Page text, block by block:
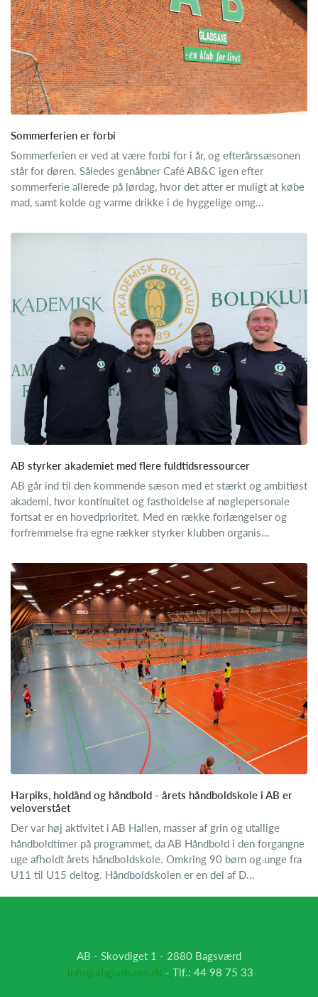
Sommerferien er forbi
Sommerferien er ved at være forbi for i år, og efterårssæsonen
står for døren. Således genåbner Café AB&C igen efter
sommerferie allerede på lørdag, hvor det atter er muligt at købe
mad, samt kolde og varme drikke i de hyggelige omg...
AB styrker akademiet med flere fuldtidsressourcer
AB går ind til den kommende sæson med et stærkt og ambitiøst
akademi, hvor kontinuitet og fastholdelse af nøglepersonale
fortsat er en hovedprioritet. Med en række forlængelser og
forfremmelse fra egne rækker styrker klubben organis...
Harpiks, holdånd og håndbold - årets håndboldskole i AB er
veloverstået
Der var høj aktivitet i AB Hallen, masser af grin og utallige
håndboldtimer på programmet, da AB Håndbold i den forgangne
uge afholdt årets håndboldskole. Omkring 90 børn og unge fra
U11 til U15 deltog. Håndboldskolen er en del af D...
AB - Skovdiget 1 - 2880 Bagsværd
info@abgladsaxe.dk - Tlf.: 44 98 75 33